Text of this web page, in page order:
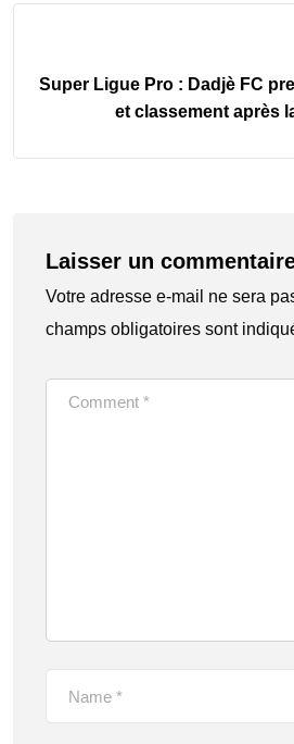
Super Ligue Pro : Dadjè FC
et classement après
Laisser un
Votre adresse e-mail ne sera
champs obligatoires sont